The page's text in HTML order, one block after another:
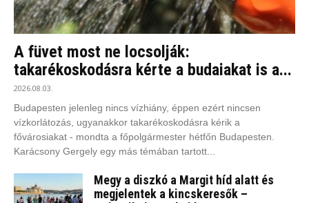
A füvet most ne locsolják:
takarékoskodásra kérte a budaiakat is a...
2026.08.03.
Budapesten jelenleg nincs vízhiány, éppen ezért nincsen
vízkorlátozás, ugyanakkor takarékoskodásra kérik a
fővárosiakat - mondta a főpolgármester hétfőn Budapesten.
Karácsony Gergely egy más témában tartott...
Megy a diszkó a Margit híd alatt és
megjelentek a kincskeresők –